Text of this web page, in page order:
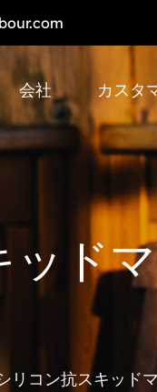
会社 カスタ
ド
リコン抗スキッド